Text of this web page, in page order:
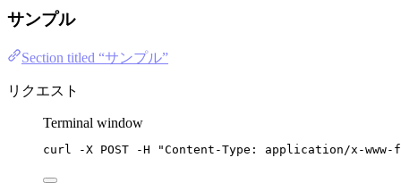
サンプル
Section titled “サンプル”
リクエスト
Terminal window
curl -X POST -H "Content-Type: application/x-www-